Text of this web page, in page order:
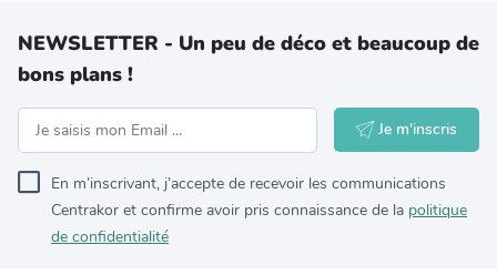
NEWSLETTER - Un peu de déco et beaucoup de
bons plans !
Je m'inscris
En m’inscrivant, j’accepte de recevoir les communications
Centrakor et confirme avoir pris connaissance de la politique
de confidentialité